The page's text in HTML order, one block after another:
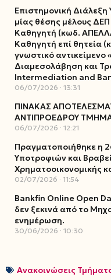
Επιστημονική
μίας θέσης μέλους
Καθηγητή (κωδ.
Καθηγητή επί θητεία
γνωστικό αντικείμενο
Διαμεσολάβηση και
Intermediation and
06/07/2026 13:31
ΠΙΝΑΚΑΣ
ΑΝΤΙΠΡΟΕΔΡΟΥ
06/07/2026 12:21
Πραγματοποιήθηκε η
Υποτροφιών και
Χρηματοοικονομικής
02/07/2026 11:54
Bankfin Online Open
δεν ξεκινά από το
ενημέρωση.
30/06/2026 10:30
Ανακοινώσεις